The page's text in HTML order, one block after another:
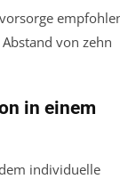
von zehn
in einem
individuelle